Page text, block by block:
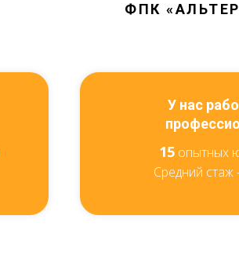
ФПК
У нас
15опытных
Средний стаж